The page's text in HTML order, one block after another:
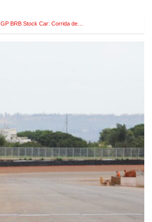
GP BRB Stock Car: Corrida de…